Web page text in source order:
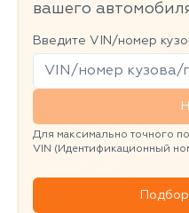
вашего
Введите VIN/номер
Для максимально точного
VIN (Идентификационный